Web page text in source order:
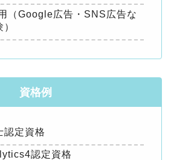
（Google広告・SNS広告な
資格例
認定資格
認定資格